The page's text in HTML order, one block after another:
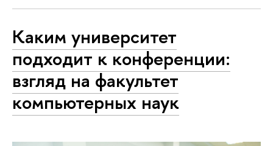
Каким университет
подходит к конференции:
взгляд на факультет
компьютерных наук